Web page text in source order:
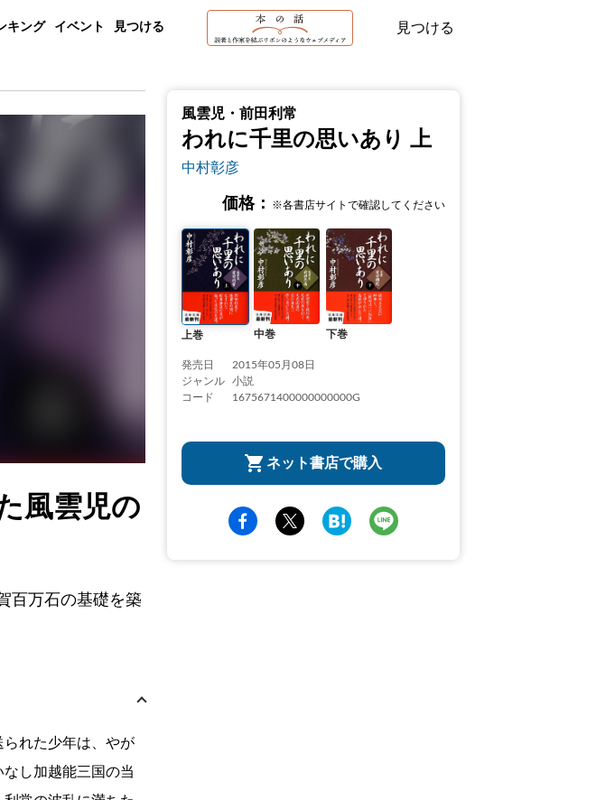
キング イベント 見つける 見つける
風雲児・前田利常
われに千里の思いあり 上
中村彰彦
価格： ※各書店サイトで確認してください
上巻 中巻 下巻
発売日
2015年05月08日
ジャンル
小説
コード
1675671400000000000G
ネット書店で購入
風雲児の
百万石の基礎を築
れた少年は、やが
し加越能三国の当